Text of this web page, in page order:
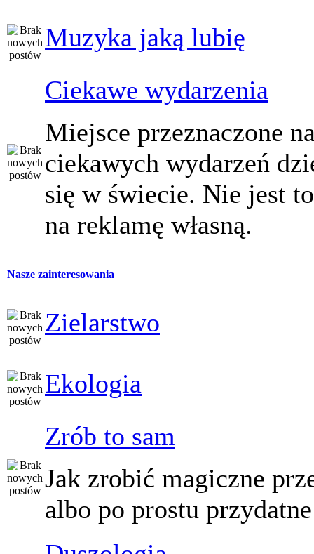
Muzyka jaką lubię
Ciekawe wydarzenia
Miejsce przeznaczone
ciekawych wydarzeń
się w świecie. Nie jest
na reklamę własną.
Nasze zainteresowania
Zielarstwo
Ekologia
Zrób to sam
Jak zrobić magiczne
albo po prostu